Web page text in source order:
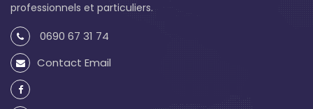
professionnels et particuliers.
0690 67 31 74
Contact Email